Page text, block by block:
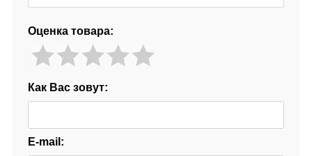
Оценка товара:
Как Вас зовут:
E-mail: